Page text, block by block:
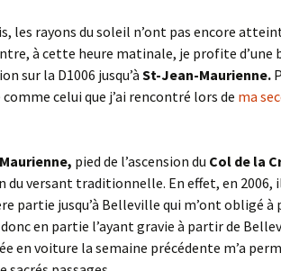
Orches
Pernand-
Détain Est
Détain Ouest
Ferme de Rolle
Gergeuil _
Magny-lès-
Bellenot-sous-
Beurizot
Carrefour du
Champ de la
Curtil-St-Seine
Cussey-lès-
Foncegrive
Fromenteau
la Canconnière
la Jument de
Roche Aigüe
Urcy
2024
2025
les rayons du soleil n’ont pas encore
à cette heure matinale, je profite d’une
sur la D1006 jusqu’àSt-Jean-Maurienne.
celui que j’ai rencontré lors de ma
pied de l’ascension du Col de la
du versant traditionnelle. En effet, en 2006,
partie jusqu’à Belleville qui m’ont obligé à
en partie l’ayant gravie à partir de
en voiture la semaine précédente m’a